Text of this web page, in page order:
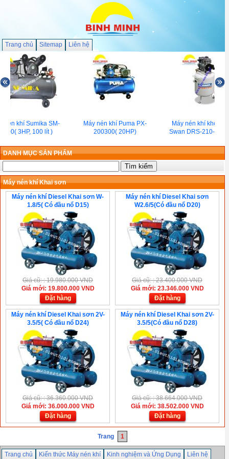
Trang chủ Sitemap Liên hệ
nén khí Sumika SM-
3HP, 100 lít )
Máy nén khí Puma PX-
200300( 20HP)
Máy nén khí không
Swan DRS-210-30(
DANH MỤC SẢN PHẨM
Máy nén khí Khai sơn
Máy nén khí Diesel Khai sơn W-
1.8/5( Có đầu nổ D15)
Giá cũ: : 19.980.000 VND
Giá mới: 19.800.000 VND
Đặt hàng
Máy nén khí Diesel Khai sơn
W2.6/5(Có đầu nổ D20)
Giá cũ: : 23.400.000 VND
Giá mới: 23.346.000 VND
Đặt hàng
Máy nén khí Diesel Khai sơn 2V-
3.5/5( Có đầu nổ D24)
Giá cũ: : 36.360.000 VND
Giá mới: 36.000.000 VND
Đặt hàng
Máy nén khí Diesel Khai sơn 2V-
3.5/5(Có đầu nổ D28)
Giá cũ: : 38.664.000 VND
Giá mới: 38.502.000 VND
Đặt hàng
Trang 1
Trang chủ Kiến thức Máy nén khí Kinh nghiệm và Ứng Dụng Liên hệ